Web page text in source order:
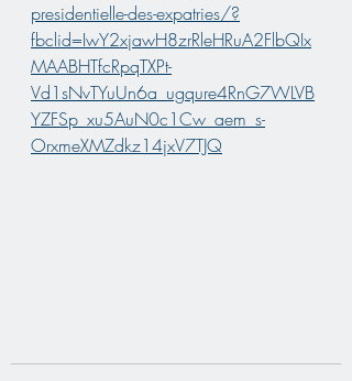
presidentielle-des-expatries/?
fbclid=IwY2xjawH8zrRleHRuA2FlbQIx
MAABHTfcRpqTXPt-
Vd1sNvTYuUn6a_ugqure4RnG7WLVB
YZFSp_xu5AuN0c1Cw_aem_s-
OrxmeXMZdkz14jxV7TJQ